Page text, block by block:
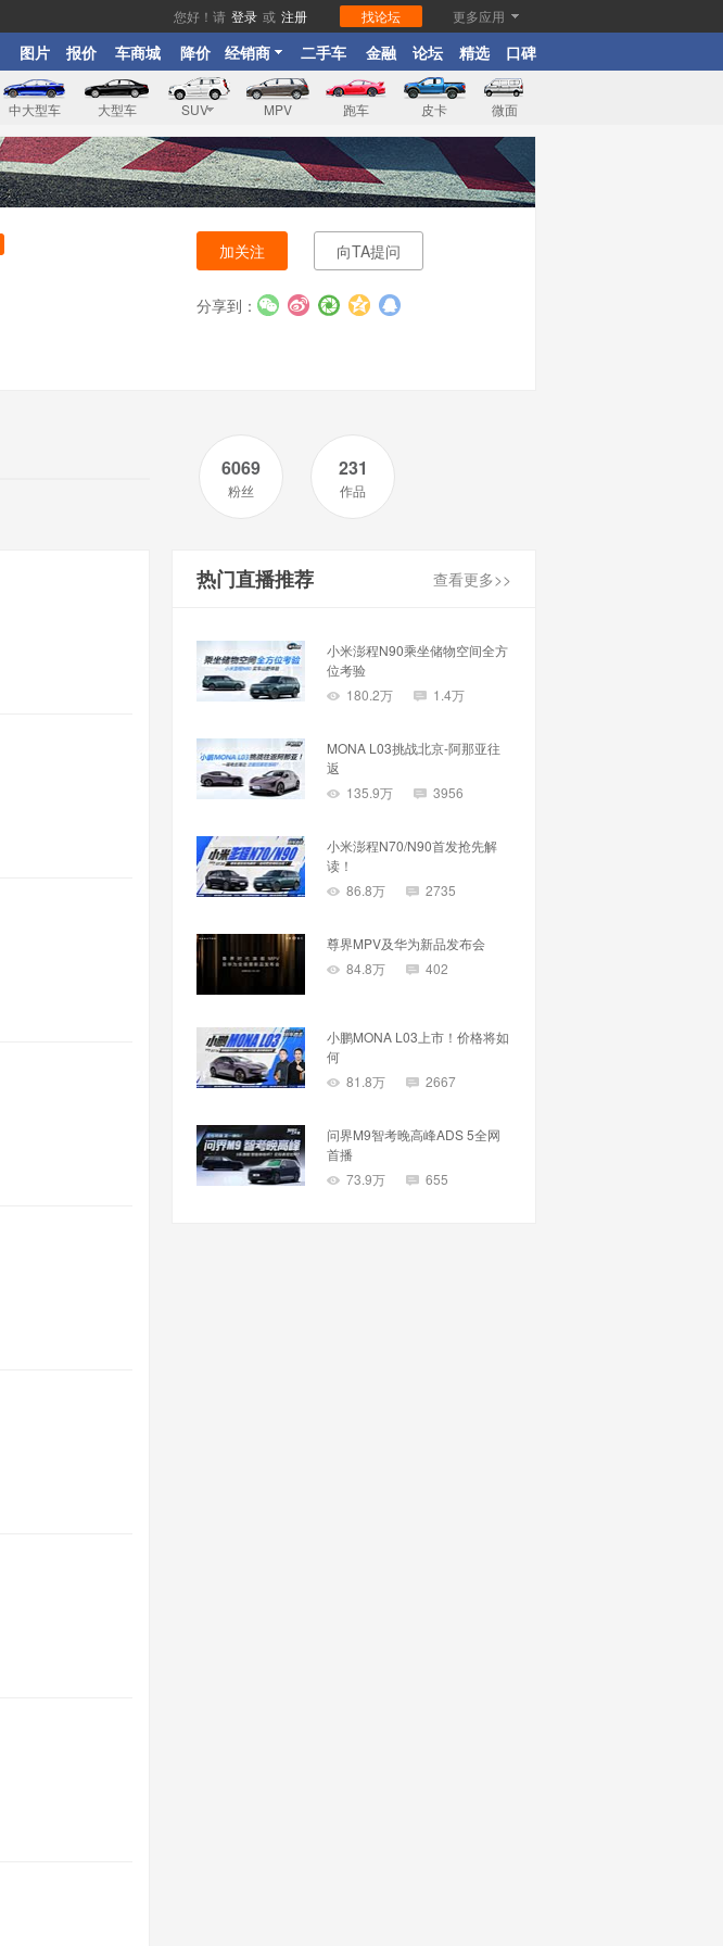
您好！请 登录 或 注册 找论坛 更多应用
图片 报价 车商城 降价 经销商 二手车 金融 论坛 精选 口碑
中大型车 大型车 SUV MPV 跑车 皮卡 微面
加关注 向TA提问
分享到：
6069
粉丝
231
作品
热门直播推荐 查看更多>>
小米澎程N90乘坐储物空间全方
位考验
180.2万
1.4万
MONA L03挑战北京-阿那亚往
返
135.9万
3956
小米澎程N70/N90首发抢先解
读！
86.8万
2735
尊界MPV及华为新品发布会
84.8万
402
小鹏MONA L03上市！价格将如
何
81.8万
2667
问界M9智考晚高峰ADS 5全网
首播
73.9万
655